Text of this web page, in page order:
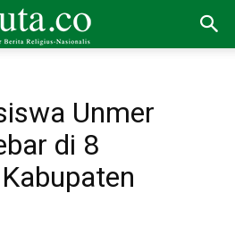
Unmer
di 8